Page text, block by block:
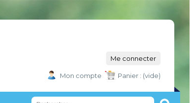
Me connecter
Panier : (vide)
Mon compte